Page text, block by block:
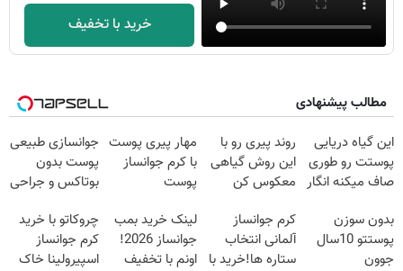
خرید با تخفیف
مطالب پیشنهادی
این گیاه دریایی
پوستت رو طوری
صاف میکنه انگار
شدی🔥
روند پیری رو با
این روش گیاهی
معکوس کن
مهار پیری پوست
با کرم جوانساز
پوست
ویژه تا امشب)
جوانسازی طبیعی
پوست بدون
بوتاکس و جراحی
تخفیف ویژه
بدون سوزن
پوستتو 10سال
جوون
کرم جوانساز
آلمانی انتخاب
ستاره ها!خرید با
لینک خرید بمب
جوانساز 2026!
اونم با تخفیف
چروکاتو با خرید
کرم جوانساز
اسپیرولینا خاک